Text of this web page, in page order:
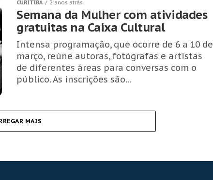
CURITIBA 2 anos atrás
Semana da Mulher com atividades
gratuitas na Caixa Cultural
Intensa programação, que ocorre de 6 a 10 de
março, reúne autoras, fotógrafas e artistas
de diferentes áreas para conversas com o
público. As inscrições são...
MAIS